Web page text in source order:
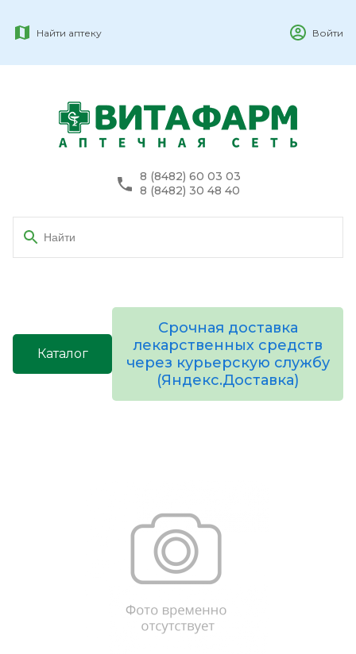
Найти аптеку Войти
8 (8482) 60 03 03
8 (8482) 30 48 40
Каталог
Срочная доставка
лекарственных средств
через курьерскую службу
(Яндекс.Доставка)